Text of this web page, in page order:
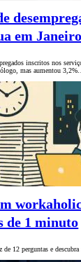
em Janeiro
inscritos nos
mas aumentou
de 1 minuto
de 12 perguntas e